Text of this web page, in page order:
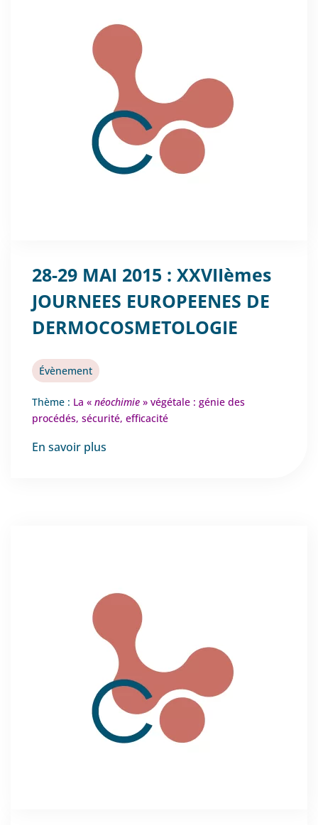
28-29 MAI 2015 : XXVIIèmes
JOURNEES EUROPEENES DE
DERMOCOSMETOLOGIE
Évènement
Thème : La « néochimie » végétale : génie des
procédés, sécurité, efficacité
En savoir plus